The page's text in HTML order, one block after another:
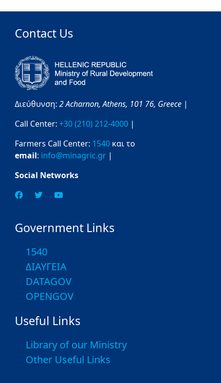
Contact Us
Διεύθυνση: 2 Acharnon,Athens, 101 76, Greece |
Call Center: +30 (210) 212-4000 |
Farmers Call Center: 1540 και το
email: info@minagric.gr |
Social Networks
Government Links
1540
ΔΙΑΥΓΕΙΑ
DATAGOV
OPENGOV
Useful Links
Library of our Ministry
Other Useful Links